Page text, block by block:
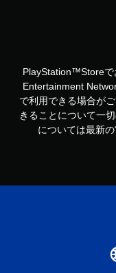
PlayStation™Storeで
Entertainment
で利用できる場合が
きることについて一
については最新の